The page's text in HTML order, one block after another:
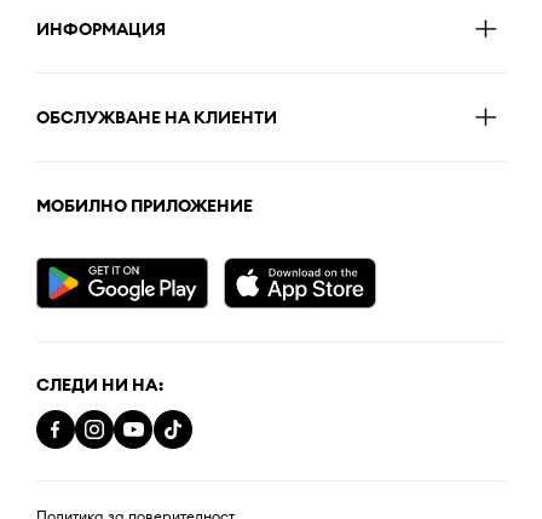
ИНФОРМАЦИЯ
ОБСЛУЖВАНЕ НА КЛИЕНТИ
МОБИЛНО ПРИЛОЖЕНИЕ
СЛЕДИ НИ НА: